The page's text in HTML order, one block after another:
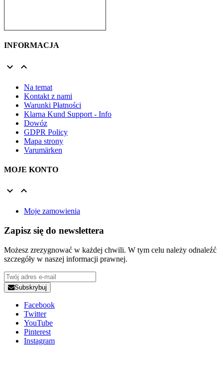
INFORMACJA
 
Na temat
Kontakt z nami
Warunki Płatności
Klarna Kund Support - Info
Dowóz
GDPR Policy
Mapa strony
Varumärken
MOJE KONTO
 
Moje zamowienia
Zapisz się do newslettera
Możesz zrezygnować w każdej chwili. W tym celu należy odnaleźć
szczegóły w naszej informacji prawnej.
Subskrybuj
Facebook
Twitter
YouTube
Pinterest
Instagram